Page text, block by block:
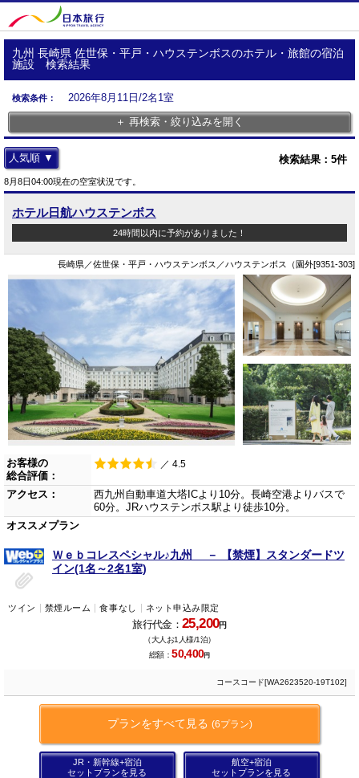
九州 長崎県 佐世保・平戸・ハウステンボスのホテル・旅館の宿泊
施設 検索結果
検索条件：
2026年8月11日/2名1室
＋ 再検索・絞り込みを開く
検索結果： 5件
人気順 ▼
8月8日04:00現在の空室状況です。
ホテル日航ハウステンボス
24時間以内に予約がありました！
長崎県／佐世保・平戸・ハウステンボス／ハウステンボス（園外[9351-303]
お客様の
総合評価：
／ 4.5
アクセス：
西九州自動車道大塔ICより10分。長崎空港よりバスで
60分。JRハウステンボス駅より徒歩10分。
オススメプラン
Ｗｅｂコレスペシャル♪九州 － 【禁煙】スタンダードツ
イン(1名～2名1室)
ツイン 禁煙ルーム 食事なし ネット申込み限定
旅行代金：25,200円
（大人お1人様/1泊）
総額：50,400円
コースコード[WA2623520-19T102]
プランをすべて見る (6プラン)
JR・新幹線+宿泊
セットプランを見る
航空+宿泊
セットプランを見る